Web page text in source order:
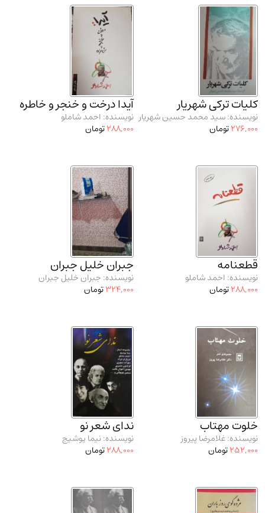
مدرسان شریف و انتشارت ارشد کتاب‌های.. (2)
دانشگاه پیامـ نور
کلیات ترکی شهریار
نویسنده: سید محمد حسین شهریار
276,000تومان
آیدا درخت و خنجر و خاطره
نویسنده: احمد شاملو
288,000تومان
قطعنامه
نویسنده: احمد شاملو
288,000تومان
جبران خلیل جبران
نویسنده: جبران خلیل جبران
324,000تومان
خلوت مهتاب
نویسنده: غلامرضا پیروز
252,000تومان
ندای شعر نو
نویسنده: نیما یوشیج
288,000تومان